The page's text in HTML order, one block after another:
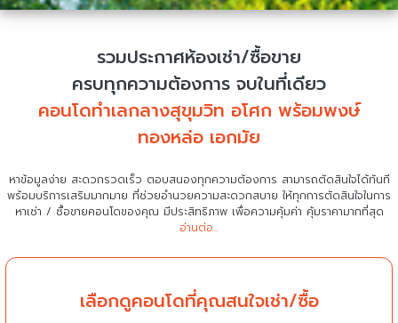
รวมประกาศห้องเช่า/ซื้อขาย
ครบทุกความต้องการ จบในที่เดียว
คอนโดทำเลกลางสุขุมวิท อโศก พร้อมพงษ์
ทองหล่อ เอกมัย
หาข้อมูลง่าย สะดวกรวดเร็ว ตอบสนองทุกความต้องการ สามารถตัดสินใจได้ทันที
พร้อมบริการเสริมมากมาย ที่ช่วยอำนวยความสะดวกสบาย ให้ทุกการตัดสินใจในการ
หาเช่า / ซื้อขายคอนโดของคุณ มีประสิทธิภาพ เพื่อความคุ้มค่า คุ้มราคามากที่สุด
อ่านต่อ...
เลือกดูคอนโดที่คุณสนใจเช่า/ซื้อ